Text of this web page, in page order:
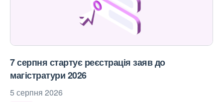
7 серпня стартує реєстрація заяв до
магістратури 2026
5 серпня 2026